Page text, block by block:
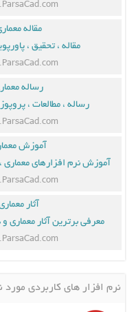
مقاله
مقاله ، تحقیق ،
رساله
رساله ، مطالعات ،
آموزش
آموزش نرم افزارهای معماری
آثار
معرفی برترین آثار معماری
نرم افزار های کاربردی مورد